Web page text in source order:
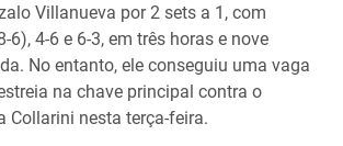
Villanueva por 2 sets a 1, com
6), 4-6 e 6-3, em três horas e nove
No entanto, ele conseguiu uma vaga
na chave principal contra o
Collarini nesta terça-feira.